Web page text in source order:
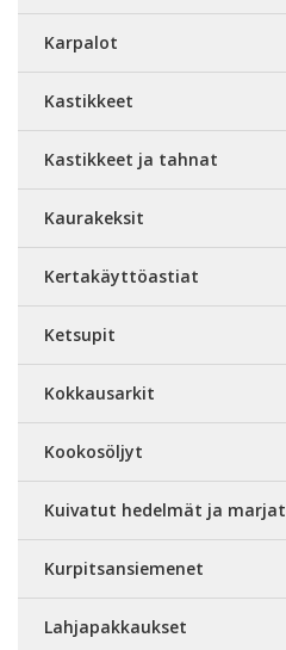
Karpalot
Kastikkeet
Kastikkeet ja tahnat
Kaurakeksit
Kertakäyttöastiat
Ketsupit
Kokkausarkit
Kookosöljyt
Kuivatut hedelmät ja marjat
Kurpitsansiemenet
Lahjapakkaukset